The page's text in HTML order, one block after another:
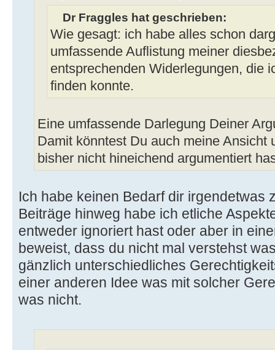
Dr Fraggles hat geschrieben:
Wie gesagt: ich habe alles schon
umfassende Auflistung meiner
entsprechenden Widerlegungen, die
finden konnte.
Eine umfassende Darlegung Deiner
Damit könntest Du auch meine Ansicht
bisher nicht hineichend argumentiert
Ich habe keinen Bedarf dir irgendetwas
Beiträge hinweg habe ich etliche
entweder ignoriert hast oder aber in
beweist, dass du nicht mal verstehst
gänzlich unterschiedliches
einer anderen Idee was mit solcher
was nicht.